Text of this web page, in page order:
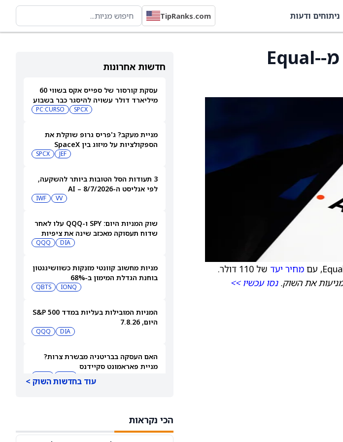
ניתוחים ודעות TipRanks.com
חדשות אחרונות
עסקת קורסור של ספייס אקס בשווי 60
מיליארד דולר עשויה להיסגר כבר בשבוע
SPCX
PC:CURSO
מניית מעקב? ג'פריס גרופ שוקלת את
הספקולציות על מיזוג בין SpaceX
JEF
SPCX
3 תעודות הסל הטובות ביותר להשקעה,
לפי אנליסט ה-AI – 8/7/2026
VV
IWF
שוק המניות היום: SPY ו-QQQ עלו לאחר
שדוח תעסוקה מאכזב שינה את ציפיות
DIA
QQQ
מניות מחשוב קוונטי מזנקות כשוושינגטון
בוחנת הגדלת המימון ב-68%
IONQ
QBTS
המניות המובילות בעליות במדד S&P 500
היום, 7.8.26
DIA
QQQ
האם העסקה בבריטניה מבשרת צרות?
מניית פאראמונט סקיידנס
שנים
עוד בחדשות השוק >
הכי נקראות
שדרוג דירוג Aptiv ל-Outperform מ-Equal-
מחיר יעד של 110 דולר.
את השוק.נסו עכשיו >>